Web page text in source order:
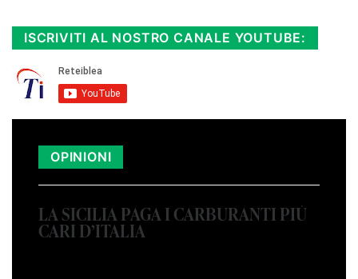
ISCRIVITI AL NOSTRO CANALE YOUTUBE:
OPINIONI
LA SICILIA PAGA I CARBURANTI PIÙ
CARI D’ITALIA